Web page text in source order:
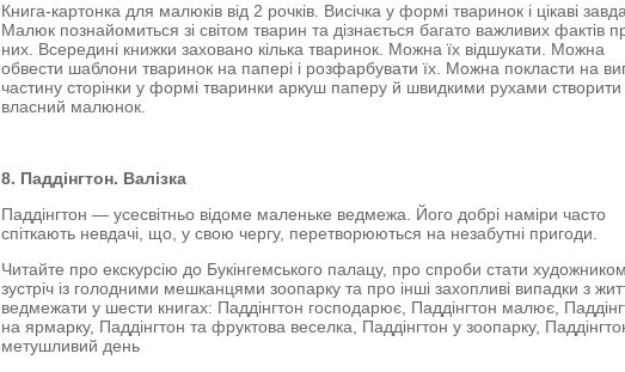
Книга-картонка для малюків від 2 рочків. Висічка у формі тваринок і цікаві
Малюк познайомиться зі світом тварин та дізнається багато важливих фактів
них. Всередині книжки заховано кілька тваринок. Можна їх відшукати. Можна
обвести шаблони тваринок на папері і розфарбувати їх. Можна покласти на
частину сторінки у формі тваринки аркуш паперу й швидкими рухами створити
власний малюнок.
8. Паддінгтон. Валізка
Паддінгтон — усесвітньо відоме маленьке ведмежа. Його добрі наміри часто
спіткають невдачі, що, у свою чергу, перетворюються на незабутні пригоди.
Читайте про екскурсію до Букінгемського палацу, про спроби стати
зустріч із голодними мешканцями зоопарку та про інші захопливі випадки з
ведмежати у шести книгах: Паддінгтон господарює, Паддінгтон малює,
на ярмарку, Паддінгтон та фруктова веселка, Паддінгтон у зоопарку,
метушливий день